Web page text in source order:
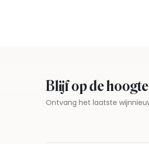
Blijf op de hoogte
Ontvang het laatste